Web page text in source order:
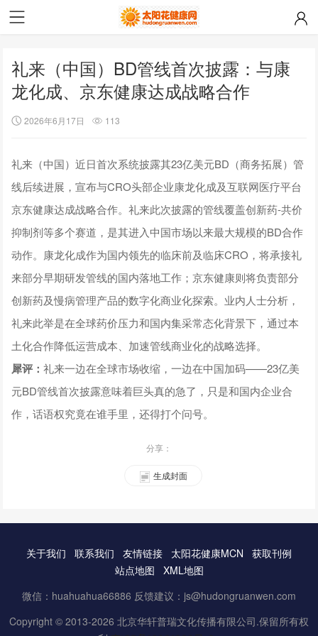
礼来（中国）BD管线首次披露：与康
龙化成、京东健康达成战略合作
2026年6月17日 113
礼来（中国）近日首次系统披露其23亿美元BD（商务拓展）管
线后续进展，宣布与CRO头部企业康龙化成及互联网医疗平台
京东健康达成战略合作。礼来此次披露的管线覆盖创新药-共价
抑制剂等多个赛道，是其进入中国市场以来最大规模的BD合作
动作。康龙化成作为国内领先的临床前及临床CRO，将承接礼
来部分早期研发管线的国内落地工作；京东健康则将负责部分
创新药及慢病管理产品的数字化商业化探索。业内人士分析，
礼来此举是在全球药价压力和国内集采常态化背景下，通过本
土化合作降低运营成本、加速管线商业化的战略选择。
犀评：礼来一边在全球市场收缩，一边在中国加码——23亿美
元BD管线首次披露意味着巨头真的急了，只是和国内企业合
作，话语权究竟在谁手里，还得打个问号。
分享：
生成封面
关于我们 联系我们 友情链接 太阳花健康MCN
获取刊例
站点地图
XML地图
微信：huahuahua66886 反馈建议：js@hudongruanwen.com
Copyright © 2013-2026 北京华轩普瑞文化传播有限公司.保留所有权